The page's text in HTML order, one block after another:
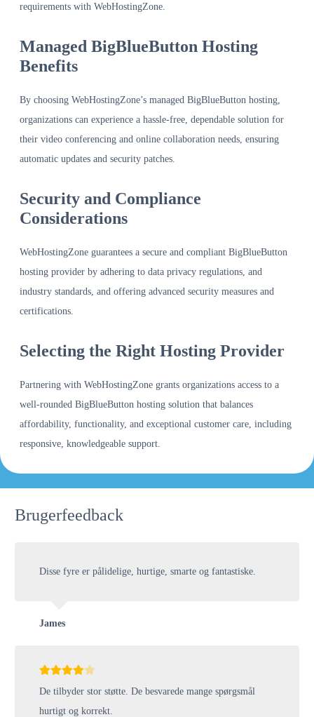
requirements with WebHostingZone.
Managed BigBlueButton Hosting
Benefits
By choosing WebHostingZone’s managed BigBlueButton hosting,
organizations can experience a hassle-free, dependable solution for
their video conferencing and online collaboration needs, ensuring
automatic updates and security patches.
Security and Compliance
Considerations
WebHostingZone guarantees a secure and compliant BigBlueButton
hosting provider by adhering to data privacy regulations, and
industry standards, and offering advanced security measures and
certifications.
Selecting the Right Hosting Provider
Partnering with WebHostingZone grants organizations access to a
well-rounded BigBlueButton hosting solution that balances
affordability, functionality, and exceptional customer care, including
responsive, knowledgeable support.
Brugerfeedback
Disse fyre er pålidelige, hurtige, smarte og fantastiske.
James
De tilbyder stor støtte. De besvarede mange spørgsmål
hurtigt og korrekt.